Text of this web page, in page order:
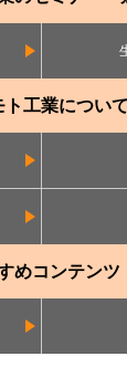
ト工業について
めコンテンツ